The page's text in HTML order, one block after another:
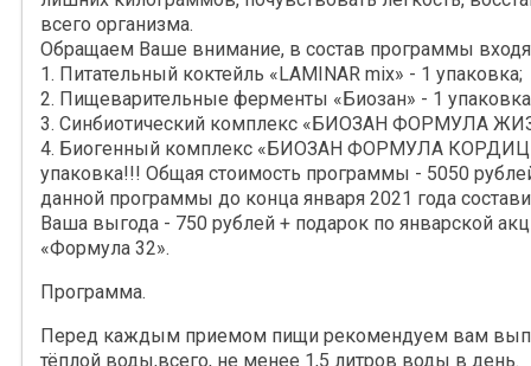
всего организма.
Обращаем Ваше внимание, в состав программы
1. Питательный коктейль «LAMINAR mix» - 1 упаковка;
2. Пищеварительные ферменты «Биозан» - 1
3. Синбиотический комплекс «БИОЗАН ФОРМУЛА
4. Биогенный комплекс «БИОЗАН ФОРМУЛА
упаковка!!! Общая стоимость программы - 5050
данной программы до конца января 2021 года
Ваша выгода - 750 рублей + подарок по январской
«Формула 32».
Программа.
Перед каждым приемом пищи рекомендуем вам
тёплой воды,всего, не менее 1,5 литров воды в день.